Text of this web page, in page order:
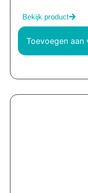
Bekijk product
Toevoegen aan